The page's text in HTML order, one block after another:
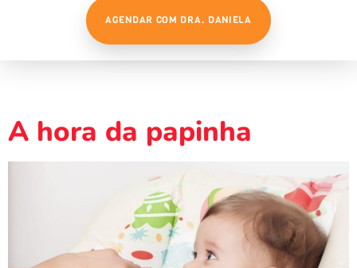
AGENDAR COM DRA. DANIELA
A hora da papinha